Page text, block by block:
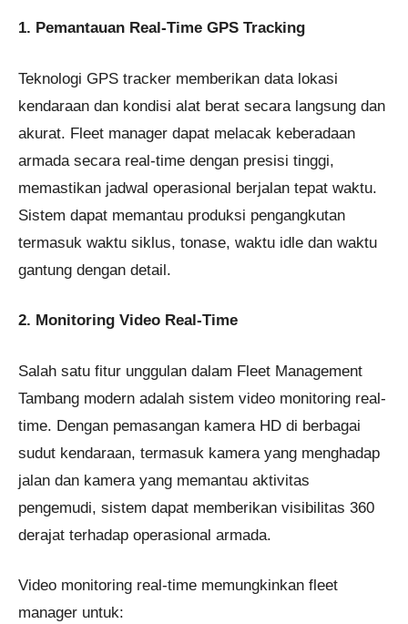
1. Pemantauan Real-Time GPS Tracking
Teknologi GPS tracker memberikan data lokasi
kendaraan dan kondisi alat berat secara langsung dan
akurat. Fleet manager dapat melacak keberadaan
armada secara real-time dengan presisi tinggi,
memastikan jadwal operasional berjalan tepat waktu.
Sistem dapat memantau produksi pengangkutan
termasuk waktu siklus, tonase, waktu idle dan waktu
gantung dengan detail.
2. Monitoring Video Real-Time
Salah satu fitur unggulan dalam Fleet Management
Tambang modern adalah sistem video monitoring real-
time. Dengan pemasangan kamera HD di berbagai
sudut kendaraan, termasuk kamera yang menghadap
jalan dan kamera yang memantau aktivitas
pengemudi, sistem dapat memberikan visibilitas 360
derajat terhadap operasional armada.
Video monitoring real-time memungkinkan fleet
manager untuk: